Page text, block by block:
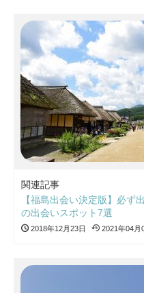
関連記事
【福島出会い決定版】必ず
の出会いスポット7選
2018年12月23日 2021年04月